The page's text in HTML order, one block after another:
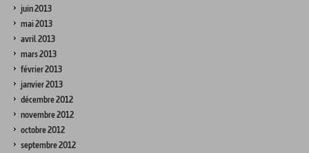
juin 2013
mai 2013
avril 2013
mars 2013
février 2013
janvier 2013
décembre 2012
novembre 2012
octobre 2012
septembre 2012